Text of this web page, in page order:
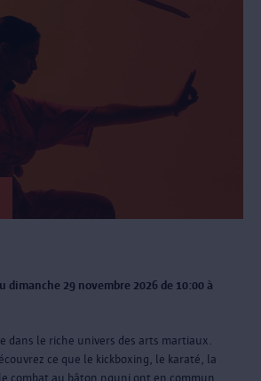
dimanche 29 novembre 2026 de 10:00 à
dans le riche univers des arts martiaux.
ce que le kickboxing, le karaté, la
combat au bâton nguni ont en commun.